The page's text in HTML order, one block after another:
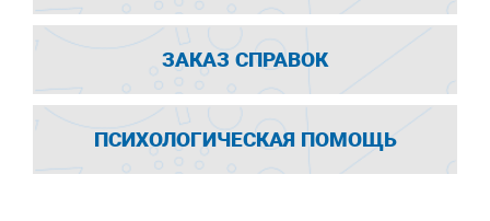
ЗАКАЗ СПРАВОК
ПСИХОЛОГИЧЕСКАЯ ПОМОЩЬ